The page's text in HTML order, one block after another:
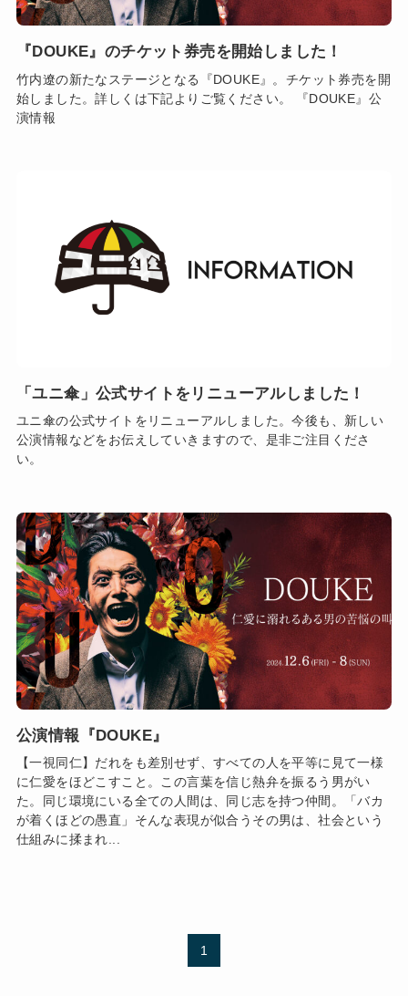
『DOUKE』のチケット券売を開始しました！
竹内遼の新たなステージとなる『DOUKE』。チケット券売を開
始しました。詳しくは下記よりご覧ください。 『DOUKE』公
演情報
「ユニ傘」公式サイトをリニューアルしました！
ユニ傘の公式サイトをリニューアルしました。今後も、新しい
公演情報などをお伝えしていきますので、是非ご注目くださ
い。
公演情報『DOUKE』
【一視同仁】だれをも差別せず、すべての人を平等に見て一様
に仁愛をほどこすこと。この言葉を信じ熱弁を振るう男がい
た。同じ環境にいる全ての人間は、同じ志を持つ仲間。「バカ
が着くほどの愚直」そんな表現が似合うその男は、社会という
仕組みに揉まれ...
1